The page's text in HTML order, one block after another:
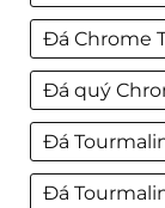
Đá Chrome
Đá quý
Đá
Đá